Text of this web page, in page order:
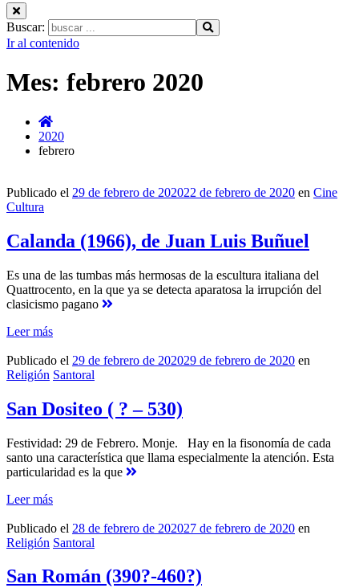
Buscar:
Ir al contenido
Mes: febrero 2020
2020
febrero
Publicado el 29 de febrero de 202022 de febrero de 2020 en Cine
Cultura
Calanda (1966), de Juan Luis Buñuel
Es una de las tumbas más hermosas de la escultura italiana del
Quattrocento, en la que ya se detecta aparatosa la irrupción del
clasicismo pagano
Leer más
Publicado el 29 de febrero de 202029 de febrero de 2020 en
Religión Santoral
San Dositeo ( ? – 530)
Festividad: 29 de Febrero. Monje. Hay en la fisonomía de cada
santo una característica que llama especialmente la atención. Esta
particularidad es la que
Leer más
Publicado el 28 de febrero de 202027 de febrero de 2020 en
Religión Santoral
San Román (390?-460?)